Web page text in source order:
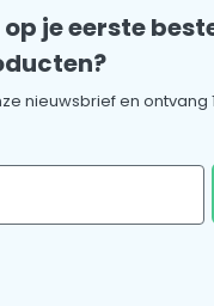
op je eerste
nieuwsbrief en ontvang